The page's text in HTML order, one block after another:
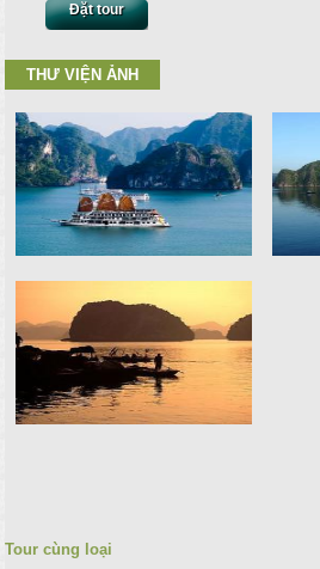
Đặt tour
THƯ VIỆN ẢNH
Tour cùng loại